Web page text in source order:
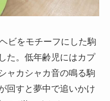
ビをモチーフにした駒
た。低年齢児にはカプ
ャカシャカ音の鳴る駒
回すと夢中で追いかけ